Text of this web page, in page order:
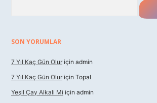
SON YORUMLAR
7 Yıl Kaç Gün Olur için admin
7 Yıl Kaç Gün Olur için Topal
Yeşil Çay Alkali Mi için admin